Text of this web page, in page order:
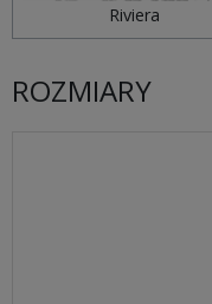
Riviera
ROZMIARY